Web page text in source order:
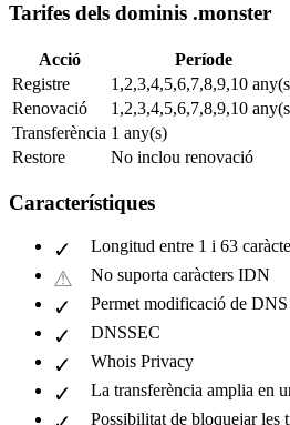
Tarifes dels dominis .monster
Acció Període
Registre
1,2,3,4,5,6,7,8,9,10
Renovació
1,2,3,4,5,6,7,8,9,10
Transferència 1 any(s)
Restore
No inclou renovació
Característiques
Longitud entre 1 i 63
No suporta caràcters IDN
Permet modificació de DNS
DNSSEC
Whois Privacy
La transferència amplia en
Possibilitat de bloquejar les